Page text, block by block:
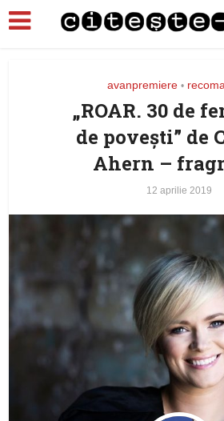
avanpremiere •
„ROAR. 30 de
de povești” de
Ahern –
12 aprilie 2019